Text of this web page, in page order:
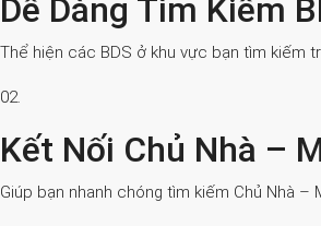
Dễ Dàng Tìm Kiếm
Thể hiện các BDS ở khu vực bạn tìm kiếm
02.
Kết Nối Chủ Nhà –
Giúp bạn nhanh chóng tìm kiếm Chủ Nhà –